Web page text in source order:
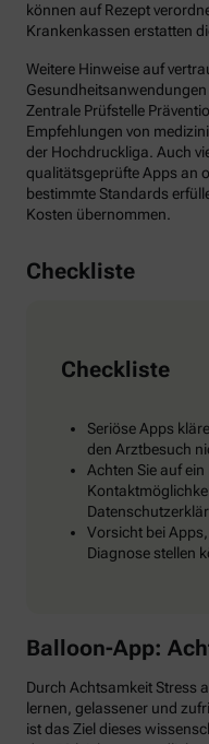
können auf Rezept
Krankenkassen erstatten
Weitere Hinweise auf
Zentrale Prüfstelle
Empfehlungen von
der Hochdruckliga. Auch
qualitätsgeprüfte Apps an
bestimmte Standards
Kosten übernommen.
Checkliste
Checkliste
Seriöse Apps
den Arztbesuch
Achten Sie auf
Vorsicht bei
Diagnose stellen
Balloon-App:
Durch Achtsamkeit Stress
lernen, gelassener und
ist das Ziel dieses